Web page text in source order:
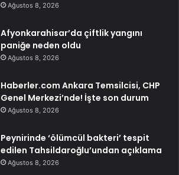
Ağustos 8, 2026
Afyonkarahisar’da çiftlik yangını
paniğe neden oldu
Ağustos 8, 2026
Haberler.com Ankara Temsilcisi, CHP
Genel Merkezi’nde! İşte son durum
Ağustos 8, 2026
Peynirinde ‘ölümcül bakteri’ tespit
edilen Tahsildaroğlu’undan açıklama
Ağustos 8, 2026